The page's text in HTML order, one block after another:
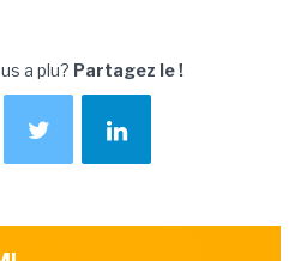
a plu? Partagez le !